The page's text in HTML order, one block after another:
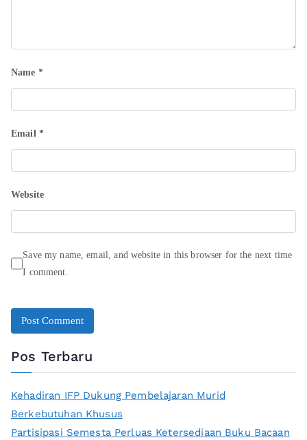
Name *
Email *
Website
Save my name, email, and website in this browser for the next time
I comment.
Pos Terbaru
Kehadiran IFP Dukung Pembelajaran Murid
Berkebutuhan Khusus
Partisipasi Semesta Perluas Ketersediaan Buku Bacaan